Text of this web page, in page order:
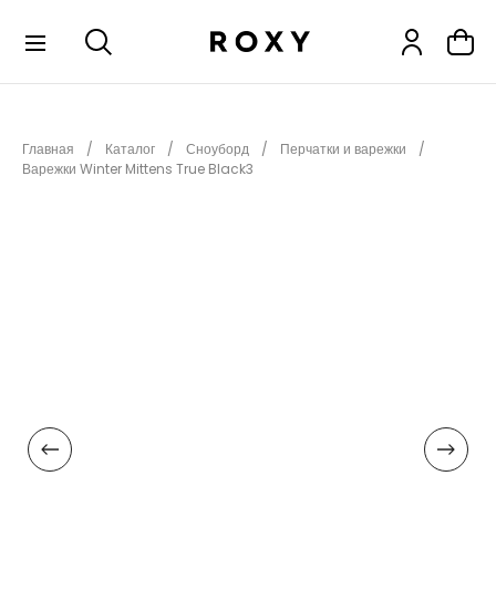
НОВИНКИ
АКСЕССУАРЫ
Главная Каталог Сноуборд
Перчатки и варежки
Варежки Winter Mittens True Black3